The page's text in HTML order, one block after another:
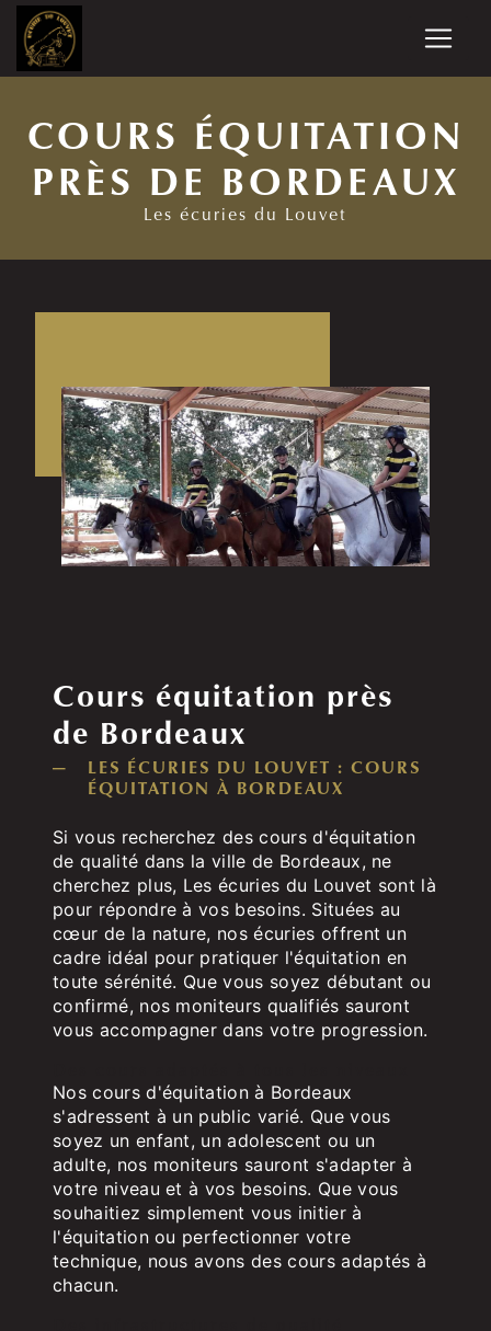
COURS ÉQUITATION
PRÈS DE BORDEAUX
Les écuries du Louvet
Cours équitation près
de Bordeaux
LES ÉCURIES DU LOUVET : COURS
ÉQUITATION À BORDEAUX
Si vous recherchez des cours d'équitation
de qualité dans la ville de Bordeaux, ne
cherchez plus, Les écuries du Louvet sont là
pour répondre à vos besoins. Situées au
cœur de la nature, nos écuries offrent un
cadre idéal pour pratiquer l'équitation en
toute sérénité. Que vous soyez débutant ou
confirmé, nos moniteurs qualifiés sauront
vous accompagner dans votre progression.
Nos cours d'équitation à Bordeaux
s'adressent à un public varié. Que vous
soyez un enfant, un adolescent ou un
adulte, nos moniteurs sauront s'adapter à
votre niveau et à vos besoins. Que vous
souhaitiez simplement vous initier à
l'équitation ou perfectionner votre
technique, nous avons des cours adaptés à
chacun.
Panneau de gestion des cookies